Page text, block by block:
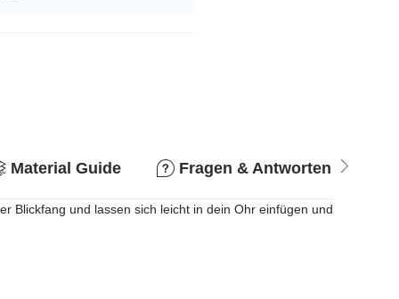
Material Guide Fragen & Antworten
Blickfang und lassen sich leicht in dein Ohr einfügen und